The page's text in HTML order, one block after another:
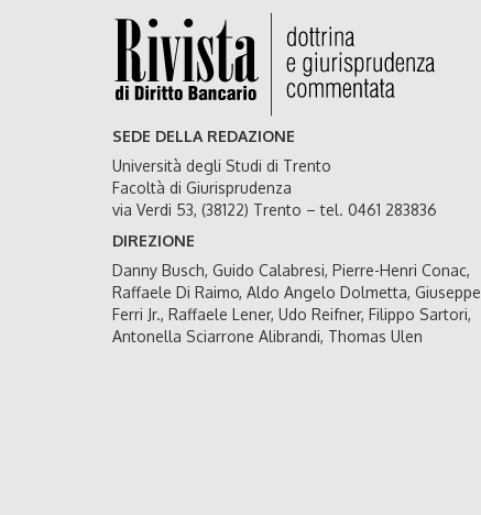
SEDE DELLA REDAZIONE
Università degli Studi di Trento
Facoltà di Giurisprudenza
via Verdi 53, (38122) Trento – tel. 0461 283836
DIREZIONE
Danny Busch, Guido Calabresi, Pierre-Henri Conac,
Raffaele Di Raimo, Aldo Angelo Dolmetta, Giuseppe
Ferri Jr., Raffaele Lener, Udo Reifner, Filippo Sartori,
Antonella Sciarrone Alibrandi, Thomas Ulen